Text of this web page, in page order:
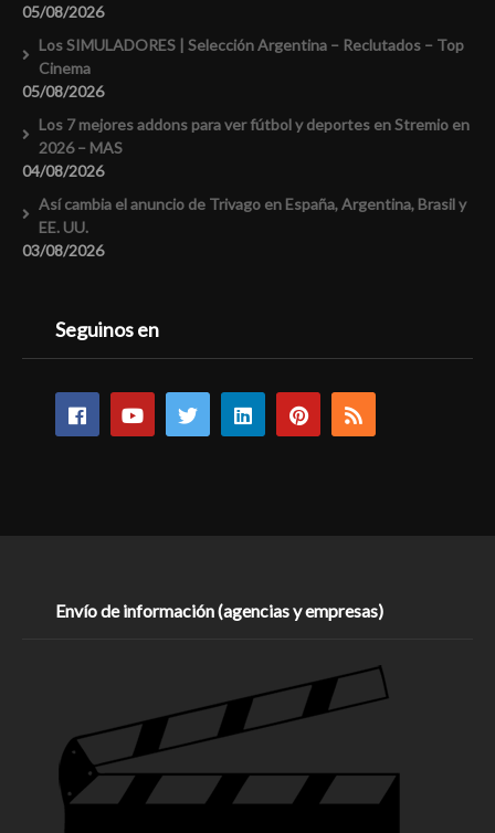
05/08/2026
Los SIMULADORES | Selección Argentina – Reclutados – Top
Cinema
05/08/2026
Los 7 mejores addons para ver fútbol y deportes en Stremio en
2026 – MAS
04/08/2026
Así cambia el anuncio de Trivago en España, Argentina, Brasil y
EE. UU.
03/08/2026
Seguinos en
Envío de información (agencias y empresas)